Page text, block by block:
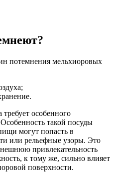
потемнения мельхиоровых
особенного
такой посуды
могут попасть в
или рельефные узоры. Это
привлекательность
к тому же, сильно влияет
поверхности.